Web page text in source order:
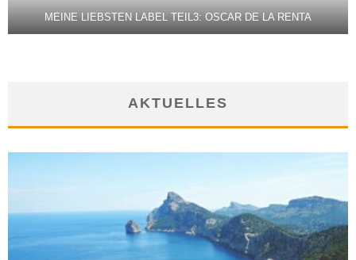
MEINE LIEBSTEN LABEL TEIL3: OSCAR DE LA RENTA
AKTUELLES